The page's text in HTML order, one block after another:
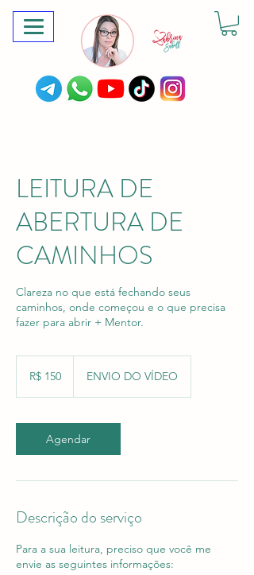
LEITURA DE
ABERTURA DE
CAMINHOS
Clareza no que está fechando seus
caminhos, onde começou e o que precisa
fazer para abrir + Mentor.
brasileiros
R$ 150 ENVIO DO VÍDEO
Agendar
Descrição do serviço
Para a sua leitura, preciso que você me
envie as seguintes informações: